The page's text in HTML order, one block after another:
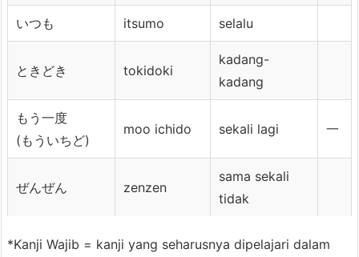
いつも itsumo selalu
ときどき tokidoki
kadang-
kadang
もう一度
(もういちど)
moo ichido sekali lagi 一
ぜんぜん zenzen
sama sekali
tidak
*Kanji Wajib = kanji yang seharusnya dipelajari dalam